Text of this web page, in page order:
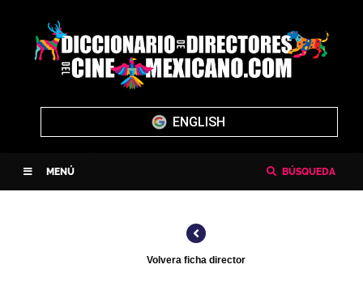
ENGLISH
MENÚ BÚSQUEDA
Volvera ficha director